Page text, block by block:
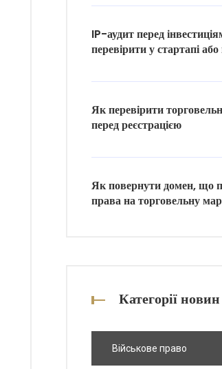
IP-аудит перед
перевірити у стартапі або
Як перевірити
перед реєстрацією
Як повернути домен, що
права на торговельну
Категорії новин
Військове право